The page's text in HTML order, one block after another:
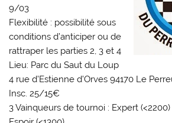
9/03
Flexibilité : possibilité sous
conditions d’anticiper ou de
rattraper les parties 2, 3 et 4
Lieu: Parc du Saut du Loup
4 rue d’Estienne d’Orves 94170 Le
Insc. 25/15€
3 Vainqueurs de tournoi : Expert